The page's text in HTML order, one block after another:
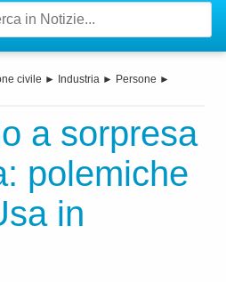
civile ► Industria ► Persone ►
a sorpresa
polemiche
in